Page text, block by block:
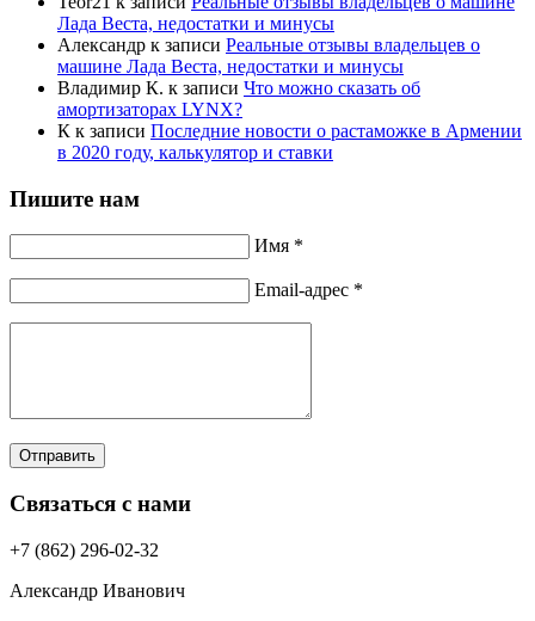
Лада Веста, недостатки и минусы
Александр к записи Реальные отзывы владельцев о
машине Лада Веста, недостатки и минусы
Владимир К. к записи Что можно сказать об
амортизаторах LYNX?
К к записи Последние новости о растаможке в Армении
в 2020 году, калькулятор и ставки
Пишите нам
Имя *
Email-адрес *
Отправить
Связаться с нами
+7 (862) 296-02-32
Александр Иванович